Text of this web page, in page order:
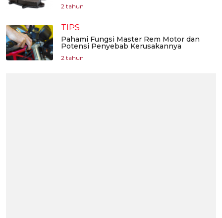
2 tahun
TIPS
Pahami Fungsi Master Rem Motor dan
Potensi Penyebab Kerusakannya
2 tahun